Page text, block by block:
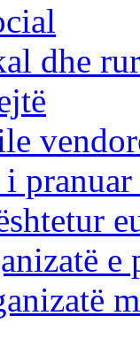
dhe
e